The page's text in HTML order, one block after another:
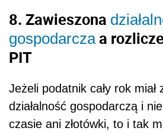
8. Zawieszona
gospodarczaa
PIT
Jeżeli podatnik cały rok miał
działalność gospodarczą i
czasie ani złotówki, to i tak